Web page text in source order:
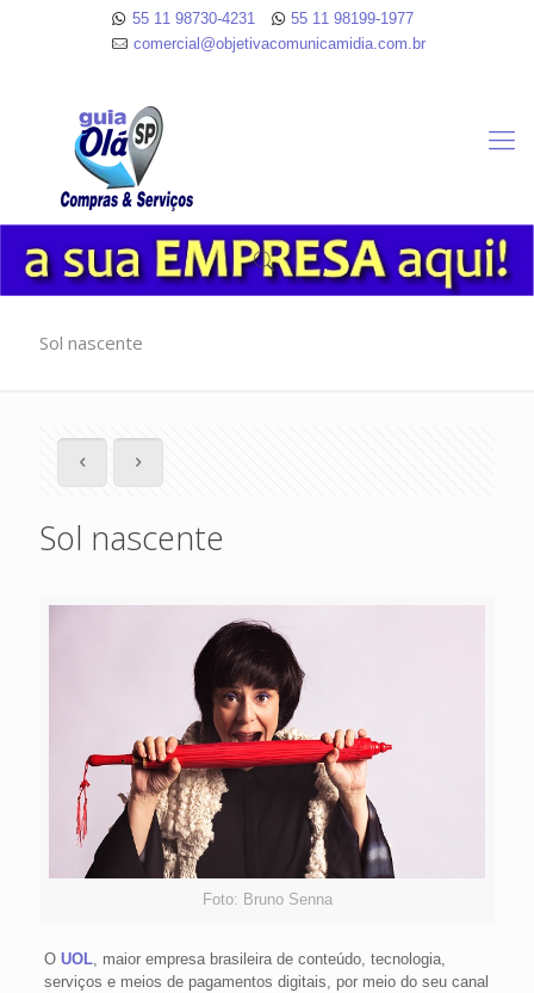
55 11 98730-4231
55 11 98199-1977
comercial@objetivacomunicamidia.com.br
Sol nascente
Sol nascente
Foto: Bruno Senna
O UOL, maior empresa brasileira de conteúdo, tecnologia,
serviços e meios de pagamentos digitais, por meio do seu canal